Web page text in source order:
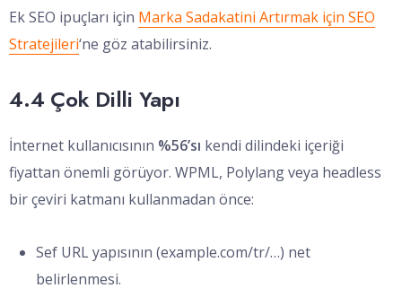
Ek SEO ipuçları için Marka Sadakatini Artırmak için SEO
Stratejileri‘ne göz atabilirsiniz.
4.4 Çok Dilli Yapı
İnternet kullanıcısının %56’sı kendi dilindeki içeriği
fiyattan önemli görüyor. WPML, Polylang veya headless
bir çeviri katmanı kullanmadan önce:
Sef URL yapısının (example.com/tr/…) net
belirlenmesi.